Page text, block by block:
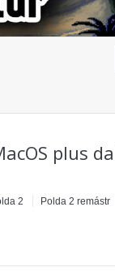
plus
2 Polda 2 remástr